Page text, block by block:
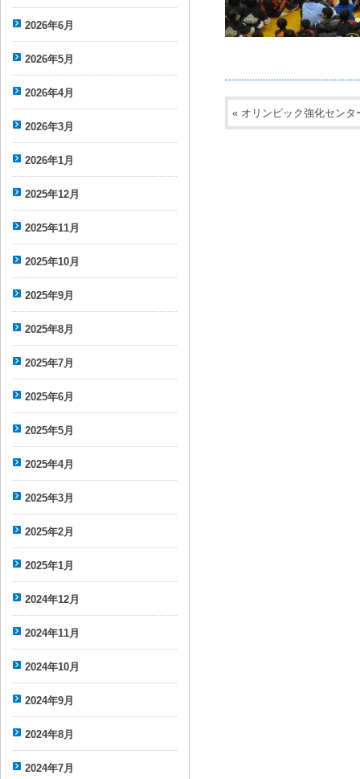
2026年6月
2026年5月
2026年4月
2026年3月
2026年1月
2025年12月
2025年11月
2025年10月
2025年9月
2025年8月
2025年7月
2025年6月
2025年5月
2025年4月
2025年3月
2025年2月
2025年1月
2024年12月
2024年11月
2024年10月
2024年9月
2024年8月
2024年7月
« オリンピック強化セン